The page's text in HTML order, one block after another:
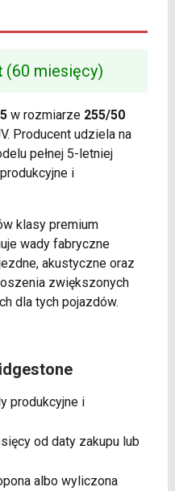
(60 miesięcy)
w rozmiarze 255/50
Producent udziela na
pełnej 5-letniej
i
klasy premium
wady fabryczne
akustyczne oraz
zwiększonych
dla tych pojazdów.
produkcyjne i
od daty zakupu lub
albo wyliczona